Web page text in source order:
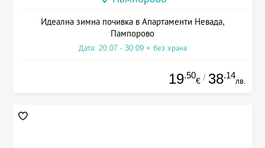
Идеална зимна почивка в Апартаменти Невада,
Пампорово
Дата: 20.07 - 30.09 + без храна
19.50
€ / 38.14
лв.